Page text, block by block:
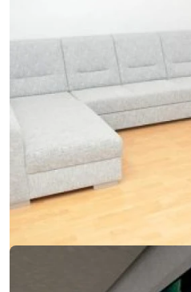
07. marca 2018
Keď sa do modernej
gauč